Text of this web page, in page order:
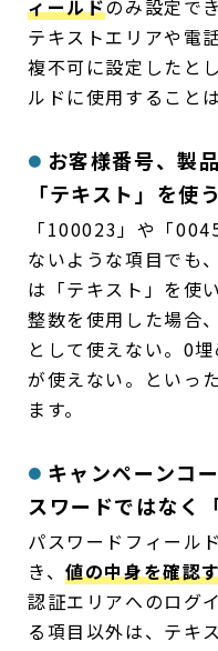
ィールドのみ設定でき
テキストエリアや電
複不可に設定したと
ルドに使用すること
お客様番号、製
「テキスト」を使う
「100023」や「
ないような項目でも、
は「テキスト」を使い
整数を使用した場合
として使えない。0
が使えない。といっ
ます。
キャンペーンコ
スワードではなく
パスワードフィール
き、値の中身を確認
認証エリアへのログ
る項目以外は、テキ